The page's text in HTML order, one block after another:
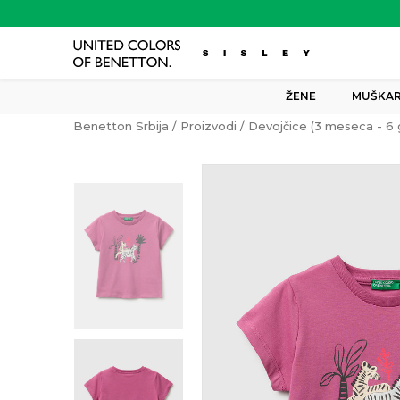
ŽENE
Benetton Srbija Proizvodi Devojčice (3 meseca - 6